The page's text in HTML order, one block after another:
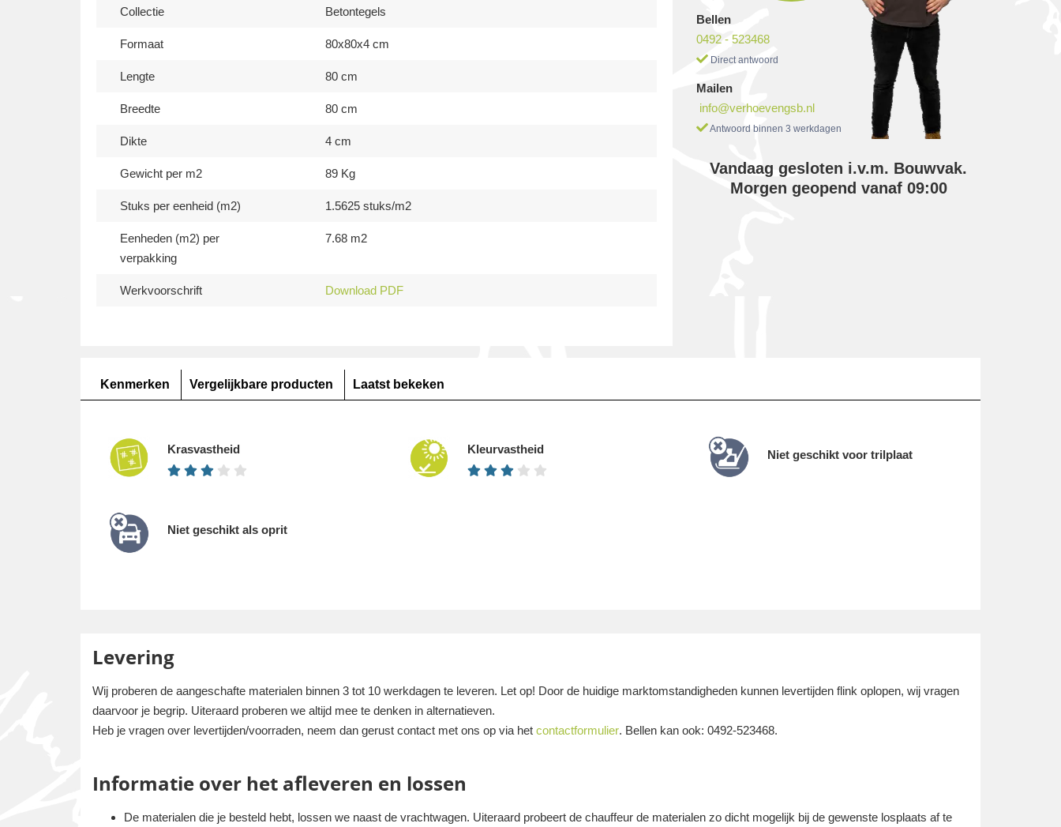
Collectie Betontegels
Formaat 80x80x4 cm
Lengte 80 cm
Breedte 80 cm
Dikte 4 cm
Gewicht per m2 89 Kg
Stuks per eenheid (m2) 1.5625 stuks/m2
Eenheden (m2) per
verpakking
7.68 m2
Werkvoorschrift Download PDF
Bellen
0492 - 523468
Direct antwoord
Mailen
info@verhoevengsb.nl
Antwoord binnen 3 werkdagen
Vandaag gesloten i.v.m. Bouwvak.
Morgen geopend vanaf 09:00
Kenmerken Vergelijkbare producten Laatst bekeken
Krasvastheid Kleurvastheid Niet geschikt voor trilplaat
Niet geschikt als oprit
Levering
Wij proberen de aangeschafte materialen binnen 3 tot 10 werkdagen te leveren. Let op! Door de huidige marktomstandigheden kunnen levertijden flink oplopen, wij vragen
daarvoor je begrip. Uiteraard proberen we altijd mee te denken in alternatieven.
Heb je vragen over levertijden/voorraden, neem dan gerust contact met ons op via het contactformulier. Bellen kan ook: 0492-523468.
Informatie over het afleveren en lossen
De materialen die je besteld hebt, lossen we naast de vrachtwagen. Uiteraard probeert de chauffeur de materialen zo dicht mogelijk bij de gewenste losplaats af te